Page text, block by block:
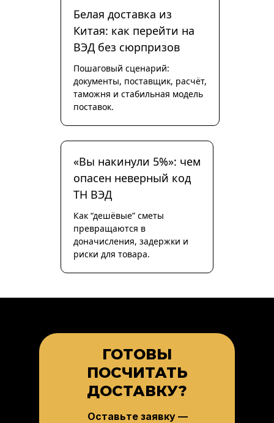
Белая доставка из
Китая: как перейти на
ВЭД без сюрпризов
Пошаговый сценарий:
документы, поставщик, расчёт,
таможня и стабильная модель
поставок.
«Вы накинули 5%»: чем
опасен неверный код
ТН ВЭД
Как “дешёвые” сметы
превращаются в
доначисления, задержки и
риски для товара.
ГОТОВЫ
ПОСЧИТАТЬ
ДОСТАВКУ?
Оставьте заявку —